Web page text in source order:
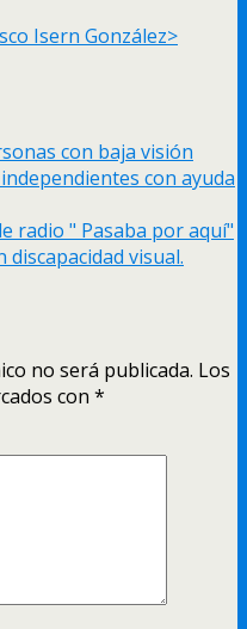
Isern González>
con baja visión
con ayuda
radio " Pasaba por aquí"
discapacidad visual.
no será publicada. Los
con *